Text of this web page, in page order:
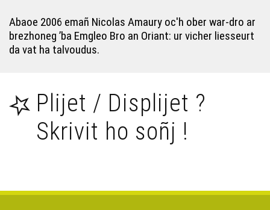
Lisa Marine (Breizh ha Porto Rico)
Rannvroioù nevez ?
Emrenerezh e Breizh
Abaoe 2006 emañ Nicolas Amaury oc'h ober war-dro ar
brezhoneg ’ba Emgleo Bro an Oriant: ur vicher liesseurt
da vat ha talvoudus.
Plijet / Displijet ?
Skrivit ho soñj !